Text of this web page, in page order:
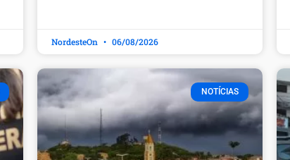
NordesteOn 06/08/2026
NOTÍCIAS